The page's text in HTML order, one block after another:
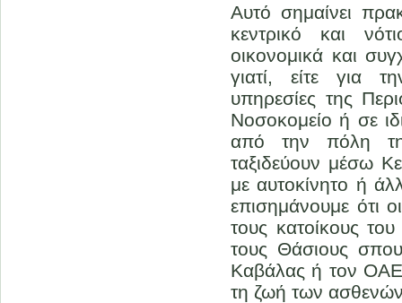
Αυτό σημαίνει
κεντρικό και
οικονομικά και
γιατί, είτε για
υπηρεσίες της
Νοσοκομείο ή σε
από την πόλη
ταξιδεύουν μέσω
με αυτοκίνητο ή
επισημάνουμε ότι
τους κατοίκους
τους Θάσιους
Καβάλας ή τον
τη ζωή των